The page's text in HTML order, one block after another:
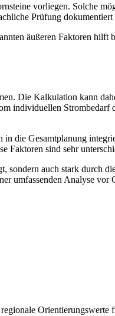
vorliegen. Solche
Prüfung dokumentiert
äußeren Faktoren hilft
Die Kalkulation kann
individuellen Strombedarf
die Gesamtplanung
Faktoren sind sehr
sondern auch stark
umfassenden Analyse vor
Orientierungswerte